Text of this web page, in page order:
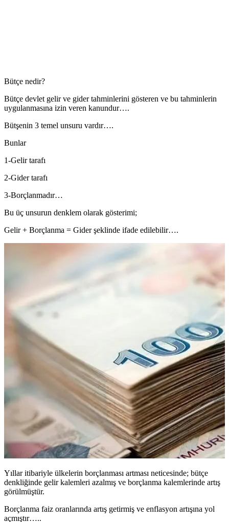
Bütçe nedir?
Bütçe devlet gelir ve gider tahminlerini gösteren ve bu tahminlerin
uygulanmasına izin veren kanundur….
Bütşenin 3 temel unsuru vardır….
Bunlar
1-Gelir tarafı
2-Gider tarafı
3-Borçlanmadır…
Bu üç unsurun denklem olarak gösterimi;
Gelir + Borçlanma = Gider şeklinde ifade edilebilir….
Yıllar itibariyle ülkelerin borçlanması artması neticesinde; bütçe
denkliğinde gelir kalemleri azalmış ve borçlanma kalemlerinde artış
görülmüştür.
Borçlanma faiz oranlarında artış getirmiş ve enflasyon artışına yol
açmıştır…..